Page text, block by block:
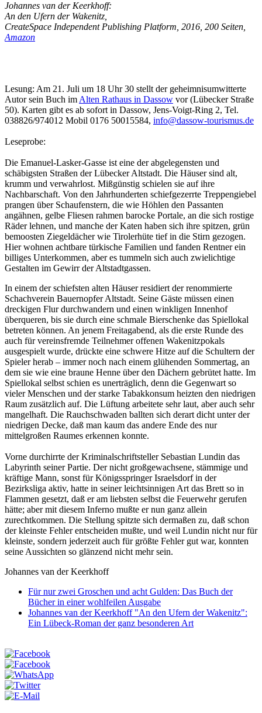
Johannes van der Keerkhoff:
An den Ufern der Wakenitz,
CreateSpace Independent Publishing Platform, 2016, 200 Seiten,
Amazon
Lesung: Am 21. Juli um 18 Uhr 30 stellt der geheimnisumwitterte
Autor sein Buch im Alten Rathaus in Dassow vor (Lübecker Straße
50). Karten gibt es ab sofort in Dassow, Jens-Voigt-Ring 2, Tel.
038826/974012 Mobil 0176 50015584, info@dassow-tourismus.de
Leseprobe:
Die Emanuel-Lasker-Gasse ist eine der abgelegensten und
schäbigsten Straßen der Lübecker Altstadt. Die Häuser sind alt,
krumm und verwahrlost. Mißgünstig schielen sie auf ihre
Nachbarschaft. Von den Jahrhunderten schiefgezerrte Treppengiebel
prangen über Schaufenstern, die wie Höhlen den Passanten
angähnen, gelbe Fliesen rahmen barocke Portale, an die sich rostige
Räder lehnen, und manche der Katen haben sich ihre spitzen, grün
bemoosten Ziegeldächer wie Tirolerhüte tief in die Stirn gezogen.
Hier wohnen achtbare türkische Familien und fanden Rentner ein
billiges Unterkommen, aber es tummeln sich auch zwielichtige
Gestalten im Gewirr der Altstadtgassen.
In einem der schiefsten alten Häuser residiert der renommierte
Schachverein Bauernopfer Altstadt. Seine Gäste müssen einen
dreckigen Flur durchwandern und einen winkligen Innenhof
überqueren, bis sie durch eine schmale Bierschenke das Spiellokal
betreten können. An jenem Freitagabend, als die erste Runde des
auch für vereinsfremde Teilnehmer offenen Wakenitzpokals
ausgespielt wurde, drückte eine schwere Hitze auf die Schultern der
Spieler herab – immer noch nach einem glühenden Sommertag, an
dem sie wie eine braune Henne über den Dächern gebrütet hatte. Im
Spiellokal selbst schien es unerträglich, denn die Gegenwart so
vieler Menschen und der starke Tabakkonsum heizten den niedrigen
Raum zusätzlich auf. Die Lüftung arbeitete sehr laut, aber auch sehr
mangelhaft. Die Rauchschwaden ballten sich derart dicht unter der
niedrigen Decke, daß man kaum das andere Ende des nur
mittelgroßen Raumes erkennen konnte.
Vorne durchirrte der Kriminalschriftsteller Sebastian Lundin das
Labyrinth seiner Partie. Der nicht großgewachsene, stämmige und
kräftige Mann, sonst für Königsspringer Israelsdorf in der
Bezirksliga aktiv, hatte in seiner leichtsinnigen Art das Brett so in
Flammen gesetzt, daß er am liebsten selbst die Feuerwehr gerufen
hätte; aber mit diesem Inferno mußte er nun ganz allein
zurechtkommen. Die Stellung spitzte sich dermaßen zu, daß schon
der kleinste Fehler entscheiden mußte, und weil Lundin nicht nur für
kleinste, sondern jederzeit auch für größte Fehler gut war, konnten
seine Aussichten so glänzend nicht mehr sein.
Johannes van der Keerkhoff
Für nur zwei Groschen und acht Gulden: Das Buch der
Bücher in einer wohlfeilen Ausgabe
Johannes van der Keerkhoff "An den Ufern der Wakenitz":
Ein Lübeck-Roman der ganz besonderen Art